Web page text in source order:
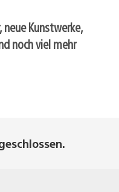
neue Kunstwerke,
noch viel mehr